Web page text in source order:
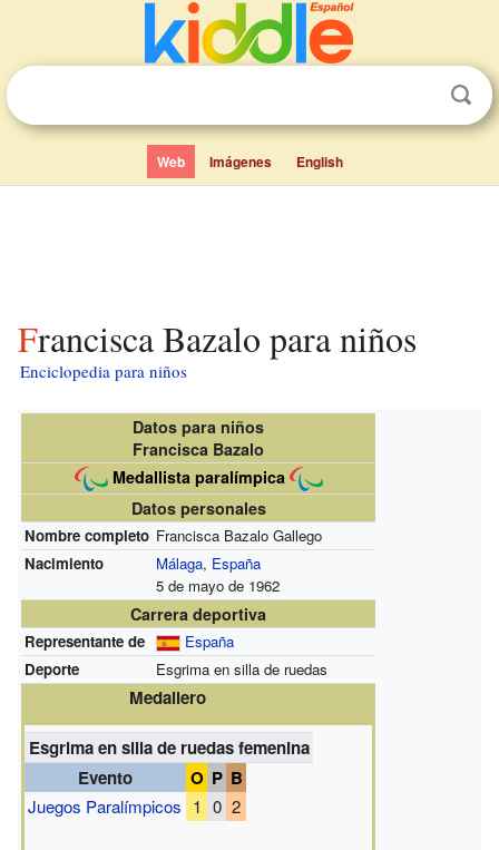
Web Imágenes English
Francisca Bazalo para niños
Enciclopedia para niños
Datos para niños
Francisca Bazalo
Medallista paralímpica
Datos personales
Nombre completo Francisca Bazalo Gallego
Nacimiento
Málaga, España
5 de mayo de 1962
Carrera deportiva
Representante de
España
Deporte
Esgrima en silla de ruedas
Medallero
Esgrima en silla de ruedas femenina
Evento
O P B
Juegos Paralímpicos 1 0 2